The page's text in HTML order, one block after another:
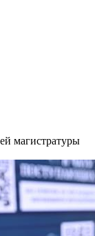
магистратуры